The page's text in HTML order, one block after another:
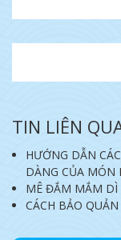
TIN LIÊN
HƯỚNG DẪN
DÀNG CỦA MÓN
MÊ ĐẮM MẮM DÌ
CÁCH BẢO